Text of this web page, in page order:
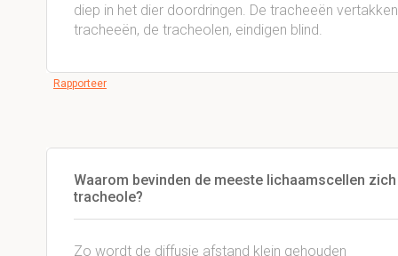
diep in het dier doordringen. De tracheeën
tracheeën, de tracheolen, eindigen blind.
Rapporteer
Waarom bevinden de meeste lichaamscellen
tracheole?
Zo wordt de diffusie afstand klein gehouden